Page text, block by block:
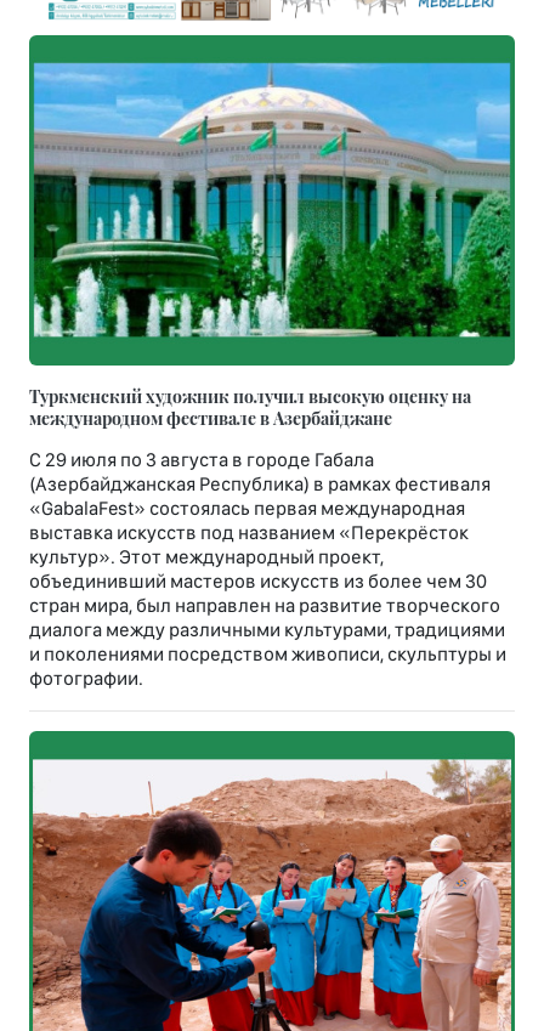
Туркменский художник получил высокую оценку на
международном фестивале в Азербайджане
С 29 июля по 3 августа в городе Габала
(Азербайджанская Республика) в рамках фестиваля
«GabalaFest» состоялась первая международная
выставка искусств под названием «Перекрёсток
культур». Этот международный проект,
объединивший мастеров искусств из более чем 30
стран мира, был направлен на развитие творческого
диалога между различными культурами, традициями
и поколениями посредством живописи, скульптуры и
фотографии.